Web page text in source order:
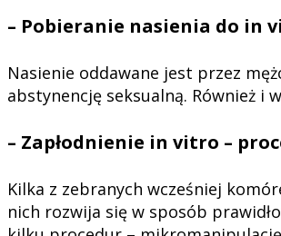
– Pobieranie nasienia do in
Nasienie oddawane jest przez
abstynencję seksualną. Również i
– Zapłodnienie in vitro –
Kilka z zebranych wcześniej
nich rozwija się w sposób